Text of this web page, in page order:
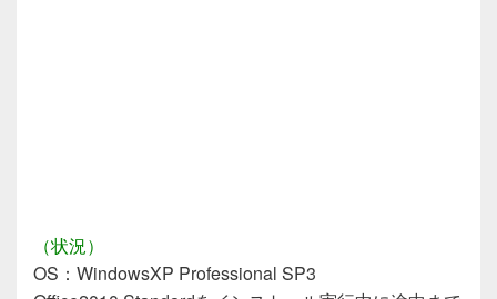
（状況）
OS：WindowsXP Professional SP3